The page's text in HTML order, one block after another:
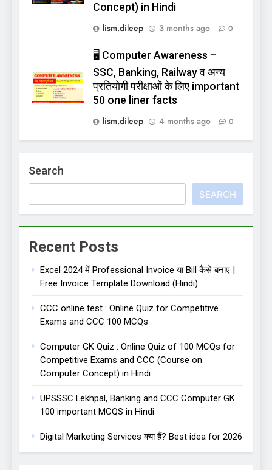
Concept) in Hindi
lism.dileep
3 months ago 0
🖥️ Computer Awareness –
SSC, Banking, Railway व अन्य
प्रतियोगी परीक्षाओं के लिए important
50 one liner facts
lism.dileep
4 months ago 0
Search
SEARCH
Recent Posts
Excel 2024 में Professional Invoice या Bill कैसे बनाएं |
Free Invoice Template Download (Hindi)
CCC online test : Online Quiz for Competitive
Exams and CCC 100 MCQs
Computer GK Quiz : Online Quiz of 100 MCQs for
Competitive Exams and CCC (Course on
Computer Concept) in Hindi
UPSSSC Lekhpal, Banking and CCC Computer GK
100 important MCQS in Hindi
Digital Marketing Services क्या हैं? Best idea for 2026